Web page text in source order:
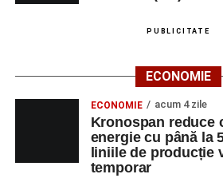
PUBLICITATE
ECONOMIE
ECONOMIE acum 4 zile
Kronospan reduce
energie cu până la
liniile de producție
temporar